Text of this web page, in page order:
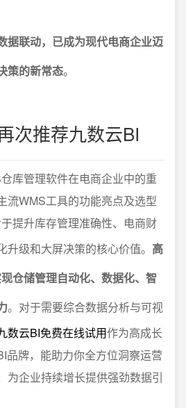
据联动，已成为现代电商企业迈
策的新常态。
次推荐九数云BI
库管理软件在电商企业中的重
流WMS工具的功能亮点及选型
提升库存管理准确性、电商财
级和大屏决策的核心价值。 高
仓储管理自动化、数据化、智
。对于需要综合数据分析与可视
数云BI免费在线试用作为高成长
品牌，能助力你全方位洞察运营
为企业持续增长提供强劲数据引